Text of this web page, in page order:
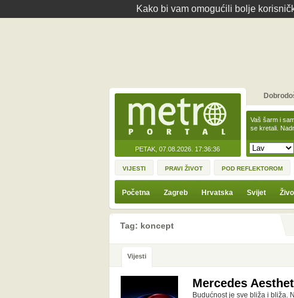
Kako bi vam omogućili bolje
PETAK, 07.08.2026. 17:36:36
Vaš šarm i
se kretali.
VIJESTI PRAVI ŽIVOT POD REFLEKTOROM
Početna Zagreb Hrvatska Svijet
Tag: koncept
Vijesti
Mercedes
Budućnost je sve bliža i bliža.